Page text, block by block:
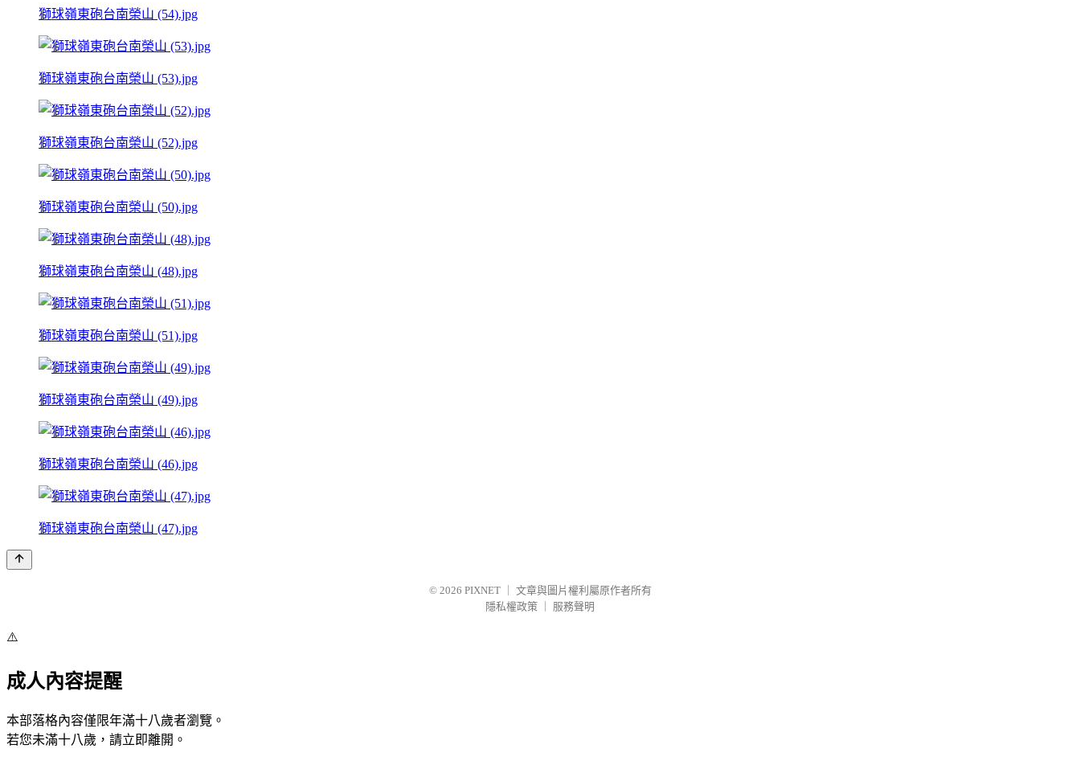
獅球嶺東砲台南榮山 (54).jpg
獅球嶺東砲台南榮山 (53).jpg
獅球嶺東砲台南榮山 (52).jpg
獅球嶺東砲台南榮山 (50).jpg
獅球嶺東砲台南榮山 (48).jpg
獅球嶺東砲台南榮山 (51).jpg
獅球嶺東砲台南榮山 (49).jpg
獅球嶺東砲台南榮山 (46).jpg
獅球嶺東砲台南榮山 (47).jpg
© 2026 PIXNET
文章與圖片權利屬原作者所有
隱私權政策
服務聲明
⚠️
成人內容提醒
本部落格內容僅限年滿十八歲者瀏覽。
若您未滿十八歲，請立即離開。